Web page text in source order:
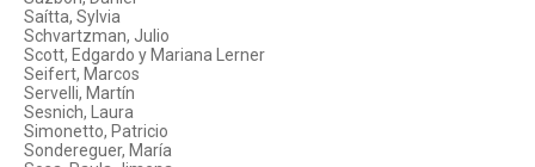
Saítta, Sylvia
Schvartzman, Julio
Scott, Edgardo y Mariana Lerner
Seifert, Marcos
Servelli, Martín
Sesnich, Laura
Simonetto, Patricio
Sondereguer, María